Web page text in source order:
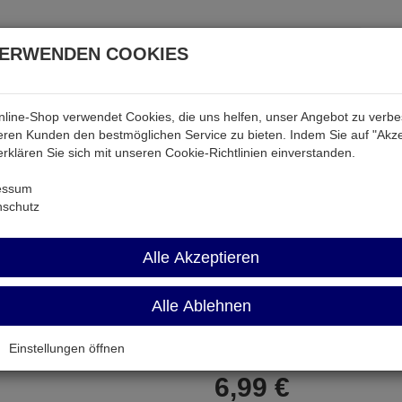
& Akkus Audio & Video Strom Tab &
NTA-210
6,99 €
COOKIES
Shop verwendet Cookies, die uns helfen, unser Angebot zu
Kunden den bestmöglichen Service zu bieten. Indem Sie auf
Sie sich mit unseren Cookie-Richtlinien einverstanden.
Alle Akzeptieren
Alle Ablehnen
Einstellungen öffnen